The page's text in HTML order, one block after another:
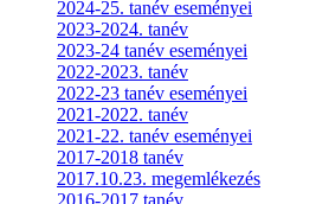
2024-25. tanév eseményei
2023-2024. tanév
2023-24 tanév eseményei
2022-2023. tanév
2022-23 tanév eseményei
2021-2022. tanév
2021-22. tanév eseményei
2017-2018 tanév
2017.10.23. megemlékezés
2016-2017 tanév